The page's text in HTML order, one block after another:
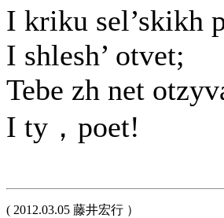
I kriku sel’skikh
I shlesh’ otvet;
Tebe zh net
I ty，poet!
( 2012.03.05 藤井宏行 ）